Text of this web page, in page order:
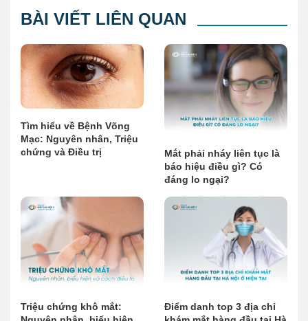
BÀI VIẾT LIÊN QUAN
Tìm hiểu về Bệnh Võng
Mạc: Nguyên nhân, Triệu
chứng và Điều trị
Mắt phải nháy liên tục là
báo hiệu điều gì? Có
đáng lo ngại?
Triệu chứng khô mắt:
Điểm danh top 3 địa chỉ